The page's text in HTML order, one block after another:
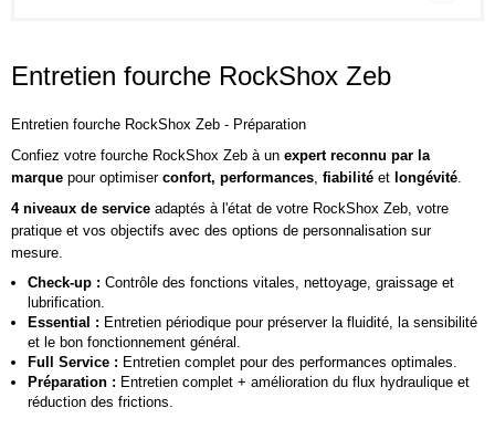
Entretien fourche RockShox Zeb
Entretien fourche RockShox Zeb - Préparation
Confiez votre fourche RockShox Zeb à un expert reconnu par la
marque pour optimiser confort, performances, fiabilité et longévité.
4 niveaux de service adaptés à l'état de votre RockShox Zeb, votre
pratique et vos objectifs avec des options de personnalisation sur
mesure.
Check-up : Contrôle des fonctions vitales, nettoyage, graissage et
lubrification.
Essential : Entretien périodique pour préserver la fluidité, la sensibilité
et le bon fonctionnement général.
Full Service : Entretien complet pour des performances optimales.
Préparation : Entretien complet + amélioration du flux hydraulique et
réduction des frictions.